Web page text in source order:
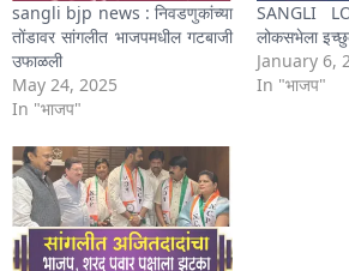
sangli bjp news : निवडणुकांच्या
तोंडावर सांगलीत भाजपमधील गटबाजी
उफाळली
May 24, 2025
In "भाजप"
SANGLI
लोकसभेला
January 6,
In "भाजप"